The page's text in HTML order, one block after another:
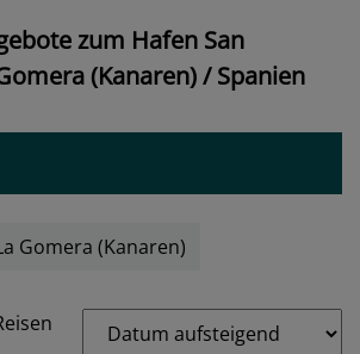
zum Hafen San
(Kanaren) / Spanien
Gomera (Kanaren)